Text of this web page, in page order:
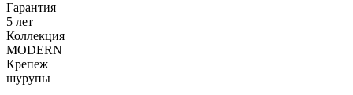
Гарантия
5 лет
Коллекция
MODERN
Крепеж
шурупы
Биде
Комплектующие для унитазов и инсталляциий
Писсуары
Развернуть